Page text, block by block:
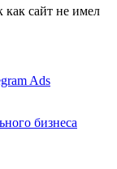
как сайт не имел
Ads
бизнеса